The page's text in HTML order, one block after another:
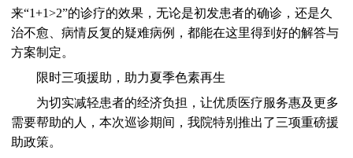
来“1+1>2”的诊疗的效果，无论是初发患者的确诊，还是久
治不愈、病情反复的疑难病例，都能在这里得到好的解答与
方案制定。
限时三项援助，助力夏季色素再生
为切实减轻患者的经济负担，让优质医疗服务惠及更多
需要帮助的人，本次巡诊期间，我院特别推出了三项重磅援
助政策。